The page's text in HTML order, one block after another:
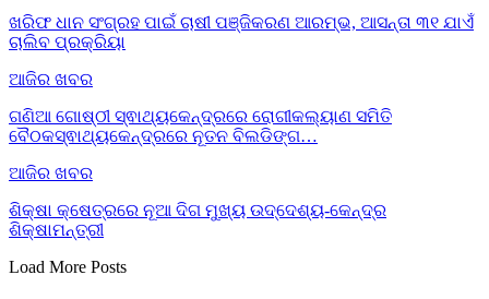
ଖରିଫ ଧାନ ସଂଗ୍ରହ ପାଇଁ ଚାଷୀ ପଞ୍ଜିକରଣ ଆରମ୍ଭ, ଆସନ୍ତା ୩୧ ଯାଏଁ
ଚାଲିବ ପ୍ରକ୍ରିୟା
ଆଜିର ଖବର
ଗଣିଆ ଗୋଷ୍ଠୀ ସ୍ଵାଥ୍ୟକେନ୍ଦ୍ରରେ ରୋଗୀକଲ୍ୟାଣ ସମିତି
ବୈଠକସ୍ଵାଥ୍ୟକେନ୍ଦ୍ରରେ ନୂତନ ବିଲଡିଙ୍ଗ…
ଆଜିର ଖବର
ଶିକ୍ଷା କ୍ଷେତ୍ରରେ ନୂଆ ଦିଗ ମୁଖ୍ୟ ଉଦ୍ଦେଶ୍ୟ-କେନ୍ଦ୍ର
ଶିକ୍ଷାମନ୍ତ୍ରୀ
Load More Posts